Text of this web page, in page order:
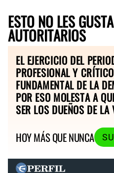
ESTO NO LES
AUTORITARIOS
EL EJERCICIO DEL
PROFESIONAL Y
FUNDAMENTAL DE LA
POR ESO MOLESTA A
SER LOS DUEÑOS DE LA
HOY MÁS QUE NUNCA